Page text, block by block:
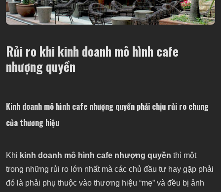
Rủi ro khi kinh doanh mô hình cafe
nhượng quyền
Kinh doanh mô hình cafe nhượng quyền phải chịu rủi ro chung
của thương hiệu
Khi kinh doanh mô hình cafe nhượng quyền thì một
trong những rủi ro lớn nhất mà các chủ đầu tư hay gặp phải
đó là phải phụ thuộc vào thương hiệu “mẹ” và đều bị ảnh